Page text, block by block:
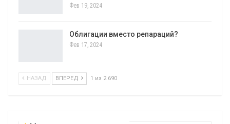
Фев 19, 2024
Облигации вместо репараций?
Фев 17, 2024
НАЗАД ВПЕРЕД 1 из 2 690